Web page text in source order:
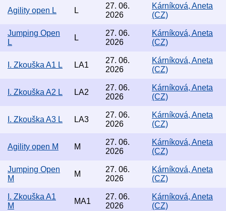
Agility open L L
27. 06.
2026
Kárníková, Aneta
(CZ)
Jumping Open
L
L
27. 06.
2026
Kárníková, Aneta
(CZ)
I. Zkouška A1 L LA1
27. 06.
2026
Kárníková, Aneta
(CZ)
I. Zkouška A2 L LA2
27. 06.
2026
Kárníková, Aneta
(CZ)
I. Zkouška A3 L LA3
27. 06.
2026
Kárníková, Aneta
(CZ)
Agility open M M
27. 06.
2026
Kárníková, Aneta
(CZ)
Jumping Open
M
M
27. 06.
2026
Kárníková, Aneta
(CZ)
I. Zkouška A1
M
MA1
27. 06.
2026
Kárníková, Aneta
(CZ)